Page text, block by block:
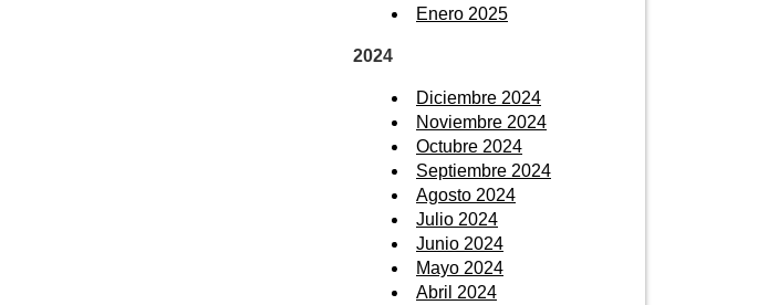
Enero 2025
2024
Diciembre 2024
Noviembre 2024
Octubre 2024
Septiembre 2024
Agosto 2024
Julio 2024
Junio 2024
Mayo 2024
Abril 2024